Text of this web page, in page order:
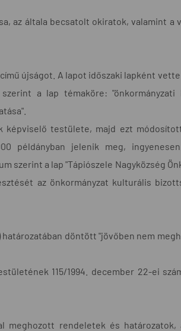
az általa becsatolt okiratok, valamint a
újságot. A lapot időszaki lapként
a lap témaköre: "önkormányzati
képviselő testülete, majd ezt
példányban jelenik meg,
szerint a lap "Tápiószele Nagyközség
az önkormányzat kulturális
határozatában döntött "jövőben nem
115/1994. december 22-ei
meghozott rendeletek és határozatok,